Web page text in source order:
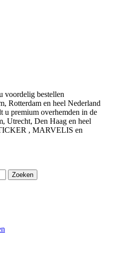
voordelig bestellen
Rotterdam en heel Nederland
premium overhemden in de
Utrecht, Den Haag en heel
, MARVELIS en
Zoeken